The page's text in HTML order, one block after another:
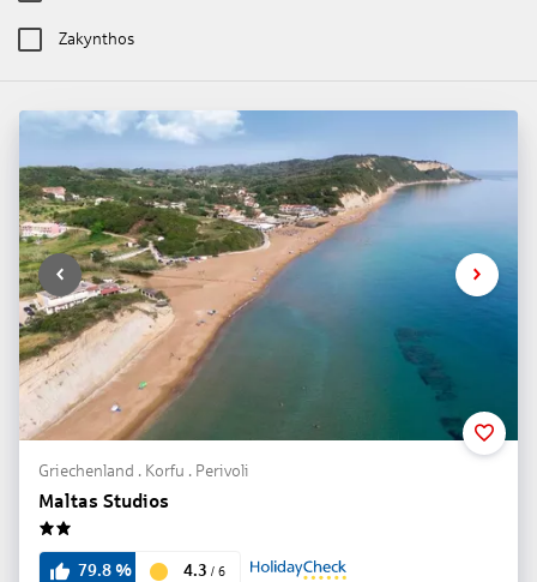
Zakynthos
Griechenland . Korfu . Perivoli
Maltas Studios
79.8% 4.3 / 6